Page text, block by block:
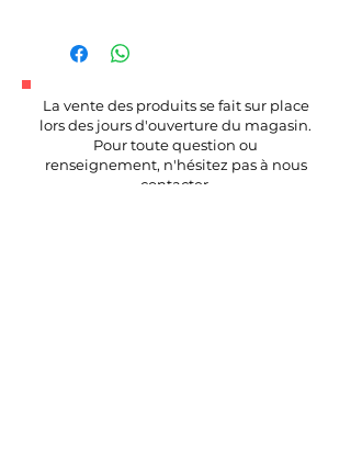
La vente des produits se fait sur place
lors des jours d'ouverture du magasin.
Pour toute question ou
renseignement, n'hésitez pas à nous
contacter.